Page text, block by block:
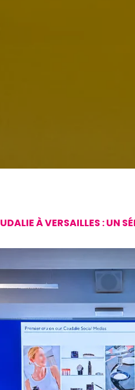
À VERSAILLES : UN